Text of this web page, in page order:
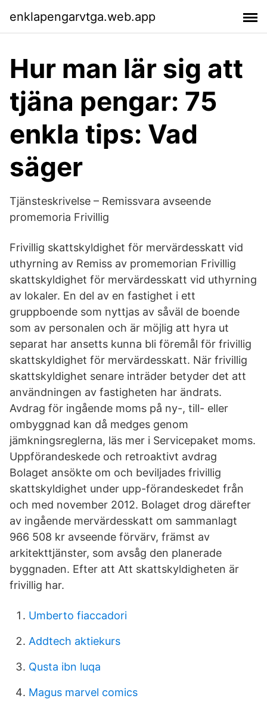
enklapengarvtga.web.app
Hur man lär sig att
tjäna pengar: 75
enkla tips: Vad
säger
Tjänsteskrivelse – Remissvara avseende
promemoria Frivillig
Frivillig skattskyldighet för mervärdesskatt vid
uthyrning av Remiss av promemorian Frivillig
skattskyldighet för mervärdesskatt vid uthyrning
av lokaler. En del av en fastighet i ett
gruppboende som nyttjas av såväl de boende
som av personalen och är möjlig att hyra ut
separat har ansetts kunna bli föremål för frivillig
skattskyldighet för mervärdesskatt. När frivillig
skattskyldighet senare inträder betyder det att
användningen av fastigheten har ändrats.
Avdrag för ingående moms på ny-, till- eller
ombyggnad kan då medges genom
jämkningsreglerna, läs mer i Servicepaket moms.
Uppförandeskede och retroaktivt avdrag
Bolaget ansökte om och beviljades frivillig
skattskyldighet under upp-förandeskedet från
och med november 2012. Bolaget drog därefter
av ingående mervärdesskatt om sammanlagt
966 508 kr avseende förvärv, främst av
arkitekttjänster, som avsåg den planerade
byggnaden. Efter att Att skattskyldigheten är
frivillig har.
Umberto fiaccadori
Addtech aktiekurs
Qusta ibn luqa
Magus marvel comics